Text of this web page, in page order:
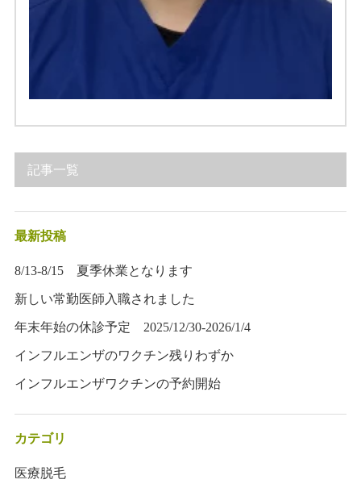
記事一覧
最新投稿
8/13-8/15 夏季休業となります
新しい常勤医師入職されました
年末年始の休診予定 2025/12/30-2026/1/4
インフルエンザのワクチン残りわずか
インフルエンザワクチンの予約開始
カテゴリ
医療脱毛